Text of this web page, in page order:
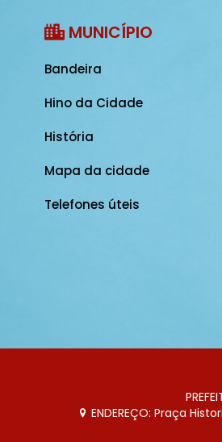
MUNICÍPIO
Bandeira
Hino da Cidade
História
Mapa da cidade
Telefones úteis
ENDEREÇO: Praça